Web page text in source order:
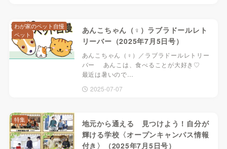
あんこちゃん（♀）ラブラドールレト
リーバー（2025年7月5日号）
あんこちゃん（♀）／ラブラドールレトリー
バー あんこは、食べることが大好き♡
最近は暑いので…
2025-07-07
わが家のペット自慢
ペット
地元から通える 見つけよう！自分が
輝ける学校〈オープンキャンパス情報
付き〉（2025年7月5日号）
特集